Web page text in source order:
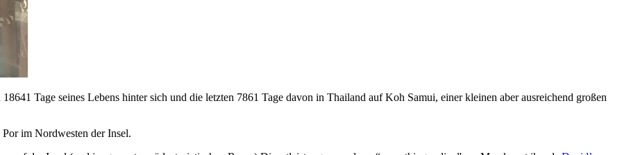
Tage seines Lebens hinter sich und die letzten 7861 Tage davon in Thailand auf Koh Samui, einer kleinen aber ausreichend großen
im Nordwesten der Insel.